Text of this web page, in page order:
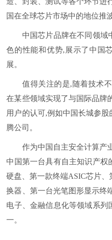
国在全球芯片市场中的地位推
中国芯片品牌在不同领域
色的性能和优势,展示了中国
展。
值得关注的是,随着技术不
在某些领域实现了与国际品牌
用户的认可,例如中国长城参
腾公司。
作为中国自主安全计算产
中国第一台具有自主知识产权
硬盘、第一款终端ASIC芯片
换器、第一台光笔图形显示终
电子、金融信息化等领域系列
一。